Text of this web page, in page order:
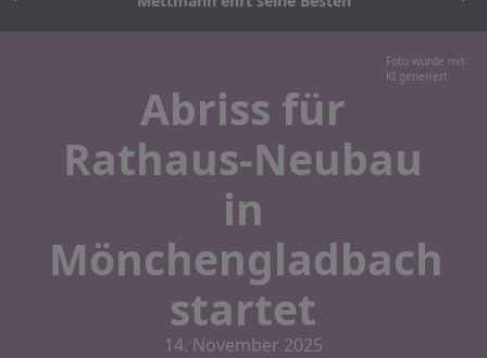
Foto wurde mit
KI generiert
Abriss für
Rathaus-Neubau
in
Mönchengladbach
startet
14. November 2025